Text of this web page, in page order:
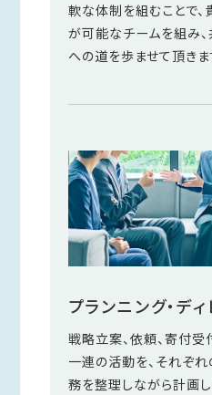
軟な体制を組むことで
が可能なチームを組み
への道を歩ませて頂きま
プランニング・デ
戦略立案、依頼、寄付受
一連の活動を、それぞ
務を整理しながら計画し